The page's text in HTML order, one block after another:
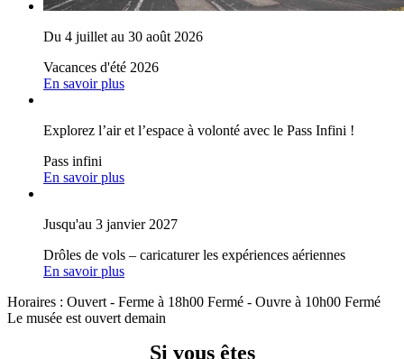
Du 4 juillet au 30 août 2026
Vacances d'été 2026
En savoir plus
Explorez l’air et l’espace à volonté avec le Pass Infini !
Pass infini
En savoir plus
Jusqu'au 3 janvier 2027
Drôles de vols – caricaturer les expériences aériennes
En savoir plus
Horaires : Ouvert - Ferme à 18h00 Fermé - Ouvre à 10h00 Fermé
Le musée est ouvert demain
Si vous êtes